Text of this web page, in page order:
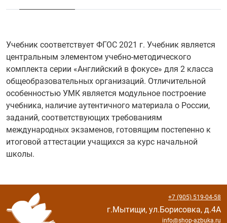
Учебник соответствует ФГОС 2021 г. Учебник является
центральным элементом учебно-методического
комплекта серии «Английский в фокусе» для 2 класса
общеобразовательных организаций. Отличительной
особенностью УМК является модульное построение
учебника, наличие аутентичного материала о России,
заданий, соответствующих требованиям
международных экзаменов, готовящим постепенно к
итоговой аттестации учащихся за курс начальной
школы.
+7 (905) 519-04-58
г.Мытищи, ул.Борисовка, д.4А
info@shop-azbuka.ru